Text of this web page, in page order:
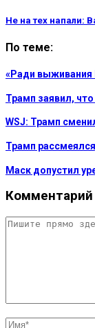
Не на тех напали:
По теме:
«Ради выживания
Трамп заявил,
WSJ: Трамп
Трамп
Маск допустил
Комментарий